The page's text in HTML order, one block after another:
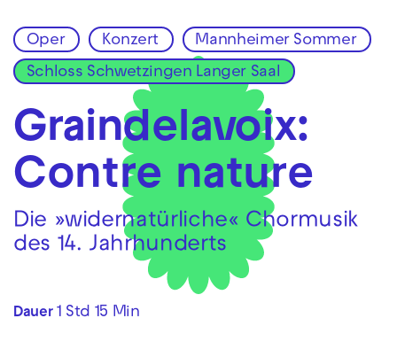
Zur Hauptnavigation springen
Zum Hauptinhalt springen Zum Footer springen
Oper Konzert Mannheimer Sommer
Schloss Schwetzingen Langer Saal
Graindelavoix:
Contre nature
Die »widernatürliche« Chormusik
des 14. Jahrhunderts
Dauer 1 Std 15 Min